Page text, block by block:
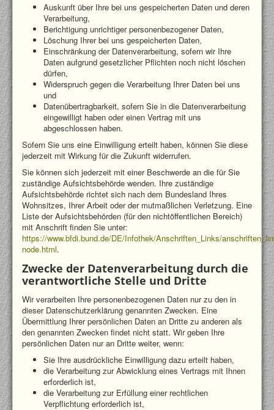
Auskunft über Ihre bei uns gespeicherten Daten und deren
Verarbeitung,
Berichtigung unrichtiger personenbezogener Daten,
Löschung Ihrer bei uns gespeicherten Daten,
Einschränkung der Datenverarbeitung, sofern wir Ihre
Daten aufgrund gesetzlicher Pflichten noch nicht löschen
dürfen,
Widerspruch gegen die Verarbeitung Ihrer Daten bei uns
und
Datenübertragbarkeit, sofern Sie in die Datenverarbeitung
eingewilligt haben oder einen Vertrag mit uns
abgeschlossen haben.
Sofern Sie uns eine Einwilligung erteilt haben, können Sie diese
jederzeit mit Wirkung für die Zukunft widerrufen.
Sie können sich jederzeit mit einer Beschwerde an die für Sie
zuständige Aufsichtsbehörde wenden. Ihre zuständige
Aufsichtsbehörde richtet sich nach dem Bundesland Ihres
Wohnsitzes, Ihrer Arbeit oder der mutmaßlichen Verletzung. Eine
Liste der Aufsichtsbehörden (für den nichtöffentlichen Bereich)
mit Anschrift finden Sie unter:
https://www.bfdi.bund.de/DE/Infothek/Anschriften_Links/
node.html.
Zwecke der Datenverarbeitung durch die
verantwortliche Stelle und Dritte
Wir verarbeiten Ihre personenbezogenen Daten nur zu den in
dieser Datenschutzerklärung genannten Zwecken. Eine
Übermittlung Ihrer persönlichen Daten an Dritte zu anderen als
den genannten Zwecken findet nicht statt. Wir geben Ihre
persönlichen Daten nur an Dritte weiter, wenn:
Sie Ihre ausdrückliche Einwilligung dazu erteilt haben,
die Verarbeitung zur Abwicklung eines Vertrags mit Ihnen
erforderlich ist,
die Verarbeitung zur Erfüllung einer rechtlichen
Verpflichtung erforderlich ist,